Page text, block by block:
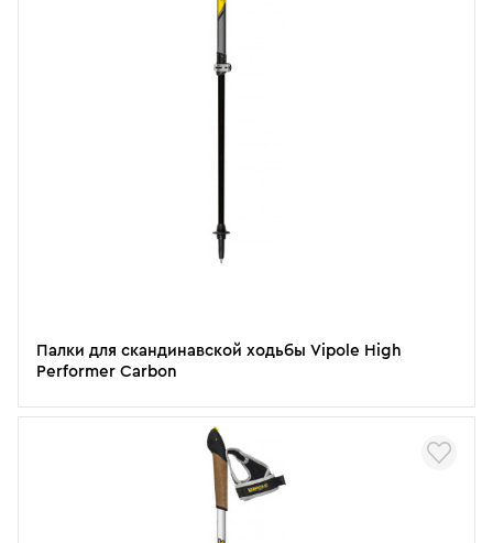
Палки для скандинавской ходьбы Vipole High
Performer Carbon